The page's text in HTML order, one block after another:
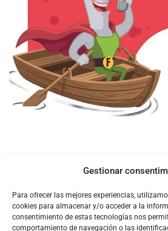
Gestionar
Para ofrecer las mejores experiencias,
cookies para almacenar y/o acceder a la
consentimiento de estas tecnologías nos
comportamiento de navegación o las